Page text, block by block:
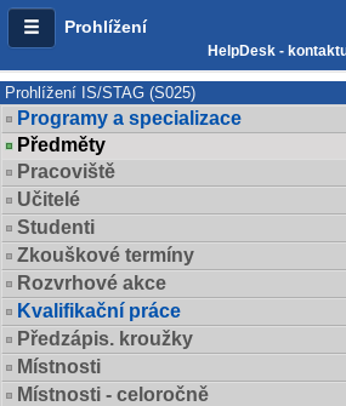
Prohlížení
HelpDesk -
Prohlížení IS/STAG (S025)
Programy a specializace
Předměty
Pracoviště
Učitelé
Studenti
Zkouškové termíny
Rozvrhové akce
Kvalifikační práce
Předzápis. kroužky
Místnosti
Místnosti - celoročně